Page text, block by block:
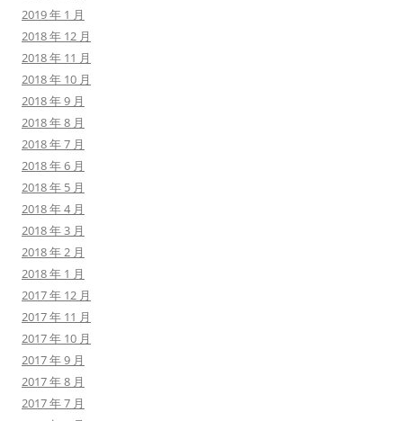
2019 年 1 月
2018 年 12 月
2018 年 11 月
2018 年 10 月
2018 年 9 月
2018 年 8 月
2018 年 7 月
2018 年 6 月
2018 年 5 月
2018 年 4 月
2018 年 3 月
2018 年 2 月
2018 年 1 月
2017 年 12 月
2017 年 11 月
2017 年 10 月
2017 年 9 月
2017 年 8 月
2017 年 7 月